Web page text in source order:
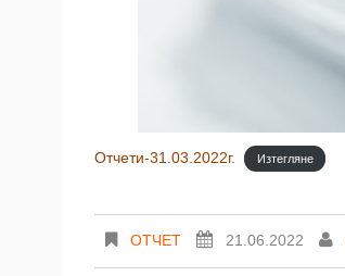
Отчети-31.03.2022г. Изтегляне
ОТЧЕТ 21.06.2022